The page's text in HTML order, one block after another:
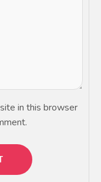
in this browser